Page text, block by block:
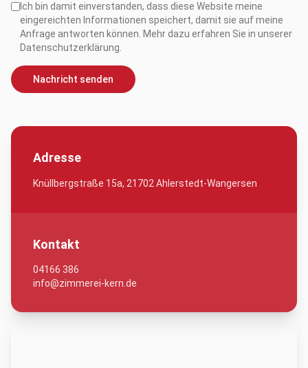
Ich bin damit einverstanden, dass diese Website meine
eingereichten Informationen speichert, damit sie auf meine
Anfrage antworten können. Mehr dazu erfahren Sie in unserer
Datenschutzerklärung.
Nachricht senden
Adresse
Knüllbergstraße 15a, 21702 Ahlerstedt-Wangersen
Kontakt
04166 386
info@zimmerei-kern.de